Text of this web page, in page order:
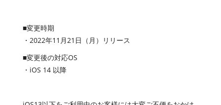
■変更時期
・2022年11月21日（月）リリース
■変更後の対応OS
・iOS 14 以降